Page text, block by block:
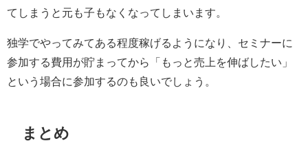
てしまうと元も子もなくなってしまいます。
独学でやってみてある程度稼げるようになり、セミナーに
参加する費用が貯まってから「もっと売上を伸ばしたい」
という場合に参加するのも良いでしょう。
まとめ